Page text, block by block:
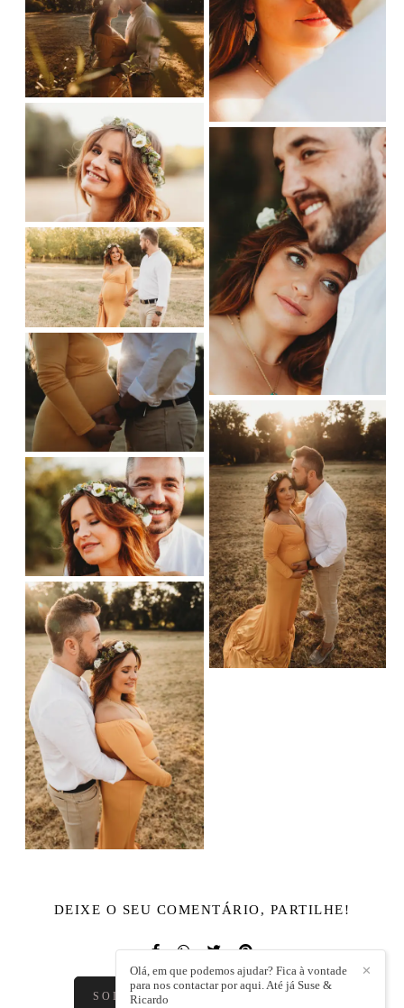
DEIXE O SEU COMENTÁRIO, PARTILHE!
SOLICITE O SEU ORÇAMENTO
✕
Olá, em que podemos ajudar? Fica à vontade
para nos contactar por aqui. Até já Suse &
Ricardo